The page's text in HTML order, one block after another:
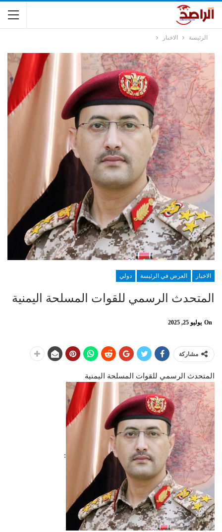
الرئيسة الاخبار
الاخبار العرض في الرئيسة دولي
المتحدث الرسمي للقوات المسلحة اليمنية
On يوليو 25, 2025
مشاركة
المتحدث الرسمي للقوات المسلحة اليمنية
: